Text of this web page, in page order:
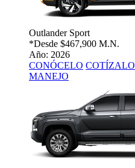
Outlander Sport
*Desde $467,900 M.N.
Año: 2026
CONÓCELO COTÍZALO
MANEJO